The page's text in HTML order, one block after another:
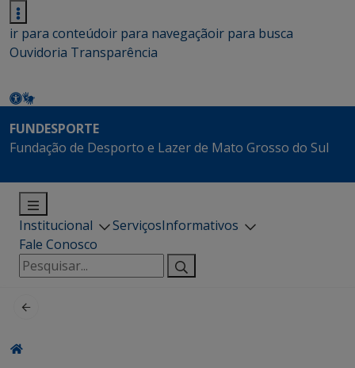
ir para conteúdoir para navegaçãoir para busca
Ouvidoria Transparência
FUNDESPORTE
Fundação de Desporto e Lazer de Mato Grosso do Sul
Institucional ServiçosInformativos
Fale Conosco
Pesquisar
por: